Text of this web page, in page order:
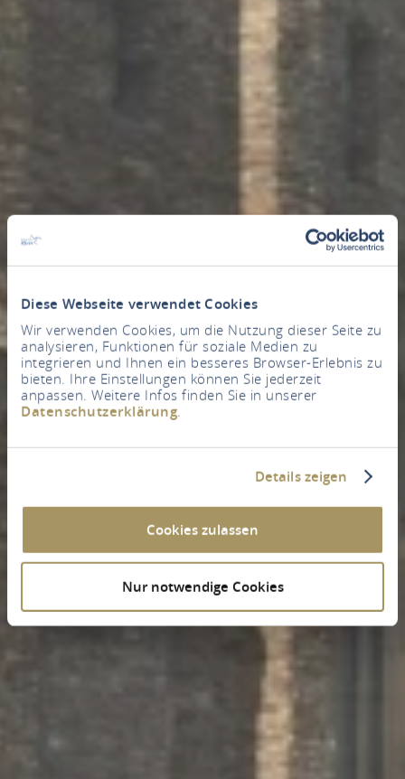
Diese Webseite verwendet Cookies
Wir verwenden Cookies, um die Nutzung dieser Seite zu
analysieren, Funktionen für soziale Medien zu
integrieren und Ihnen ein besseres Browser-Erlebnis zu
bieten. Ihre Einstellungen können Sie jederzeit
anpassen. Weitere Infos finden Sie in unserer
Datenschutzerklärung.
Details zeigen
Cookies zulassen
Nur notwendige Cookies